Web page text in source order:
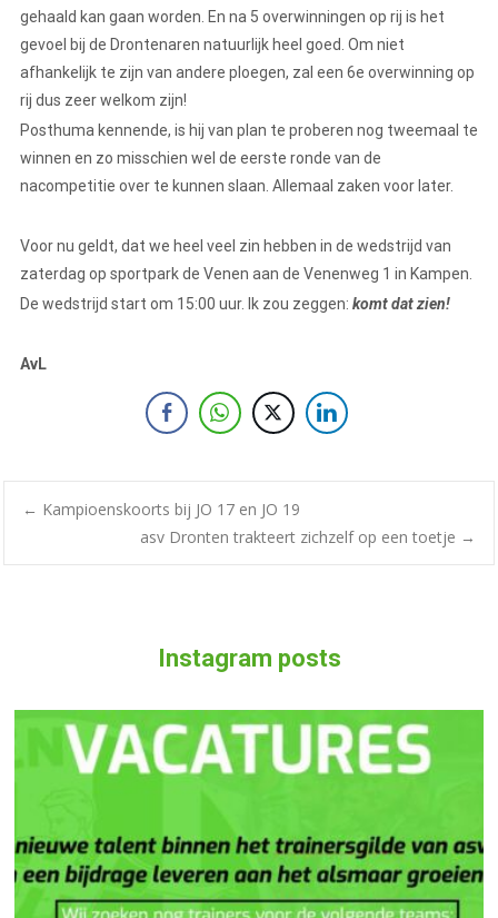
gehaald kan gaan worden. En na 5 overwinningen op rij is het
gevoel bij de Drontenaren natuurlijk heel goed. Om niet
afhankelijk te zijn van andere ploegen, zal een 6e overwinning op
rij dus zeer welkom zijn!
Posthuma kennende, is hij van plan te proberen nog tweemaal te
winnen en zo misschien wel de eerste ronde van de
nacompetitie over te kunnen slaan. Allemaal zaken voor later.
Voor nu geldt, dat we heel veel zin hebben in de wedstrijd van
zaterdag op sportpark de Venen aan de Venenweg 1 in Kampen.
De wedstrijd start om 15:00 uur. Ik zou zeggen: komt dat zien!
AvL
← Kampioenskoorts bij JO 17 en JO 19
asv Dronten trakteert zichzelf op een toetje →
Instagram posts